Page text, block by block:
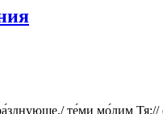
те́ми мо́лим